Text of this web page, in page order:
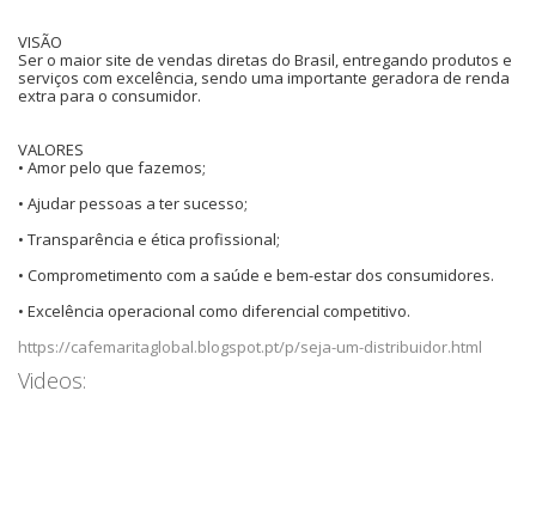
VISÃO
Ser o maior site de vendas diretas do Brasil, entregando produtos e
serviços com excelência, sendo uma importante geradora de renda
extra para o consumidor.
VALORES
• Amor pelo que fazemos;
• Ajudar pessoas a ter sucesso;
• Transparência e ética profissional;
• Comprometimento com a saúde e bem-estar dos consumidores.
• Excelência operacional como diferencial competitivo.
https://cafemaritaglobal.blogspot.pt/p/seja-um-distribuidor.html
Videos: